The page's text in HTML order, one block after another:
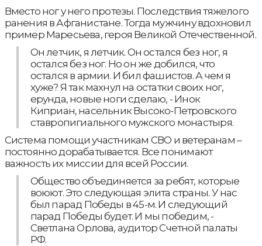
Вместо ног у него протезы. Последствия тяжелого
ранения в Афганистане. Тогда мужчину вдохновил
пример Маресьева, героя Великой Отечественной.
Он летчик, я летчик. Он остался без ног, я
остался без ног. Но он же добился, что
остался в армии. И бил фашистов. А чем я
хуже? Я так махнул на остатки своих ног,
ерунда, новые ноги сделаю, - Инок
Киприан, насельник Высоко-Петровского
ставропигиального мужского монастыря.
Система помощи участникам СВО и ветеранам –
постоянно дорабатывается. Все понимают
важность их миссии для всей России.
Общество объединяется за ребят, которые
воюют. Это следующая элита страны. У нас
был парад Победы в 45-м. И следующий
парад Победы будет. И мы победим, -
Светлана Орлова, аудитор Счетной палаты
РФ.